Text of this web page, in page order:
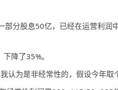
分股息50亿，已经在运营利润
降了35%。
认为是非经常性的，假设今年